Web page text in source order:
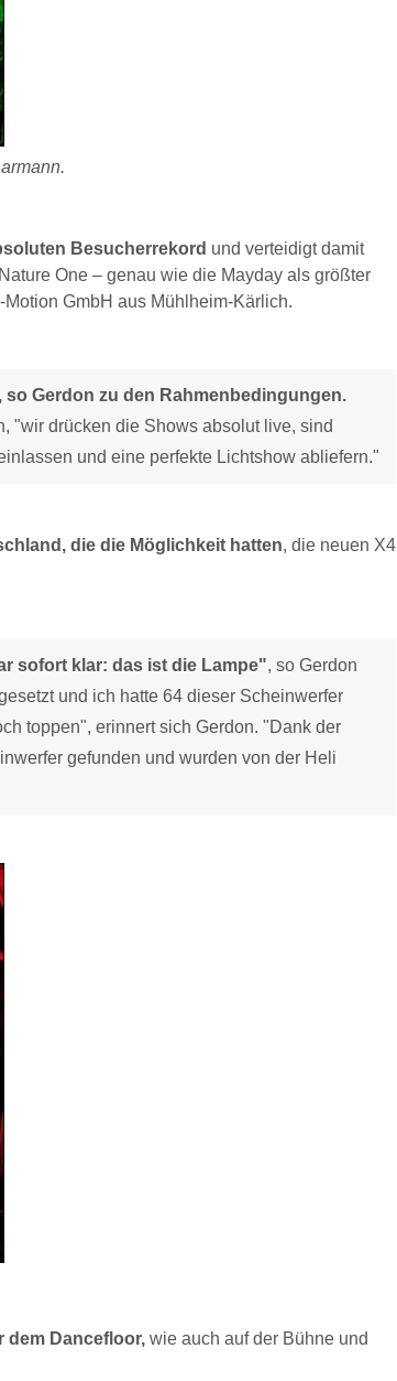
Besucherrekord und verteidigt damit
One – genau wie die Mayday als größter
GmbH aus Mühlheim-Kärlich.
Gerdon zu den Rahmenbedingungen.
"wir drücken die Shows absolut live, sind
und eine perfekte Lichtshow abliefern."
die die Möglichkeit hatten, die neuen X4
sofort klar: das ist die Lampe", so Gerdon
und ich hatte 64 dieser Scheinwerfer
toppen", erinnert sich Gerdon. "Dank der
gefunden und wurden von der Heli
dem Dancefloor, wie auch auf der Bühne und